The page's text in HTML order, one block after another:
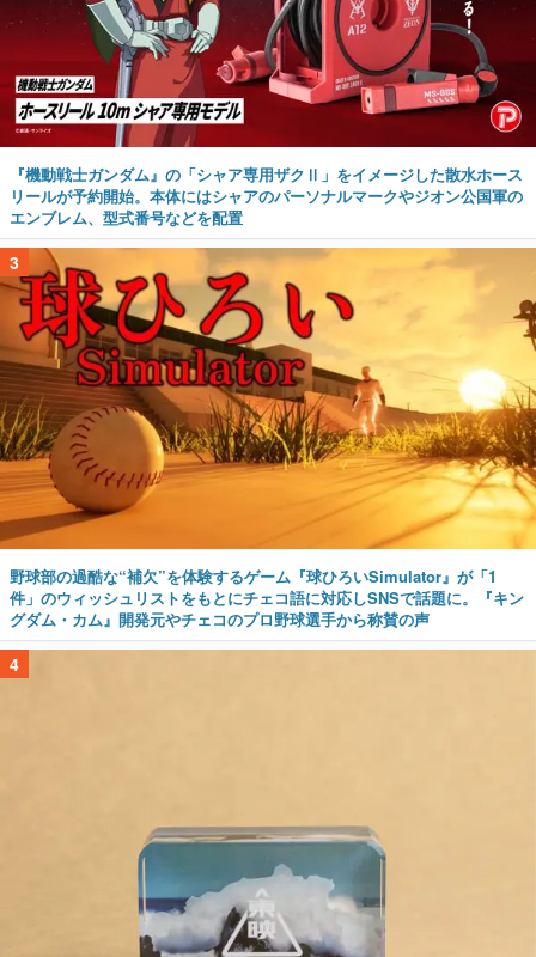
『機動戦士ガンダム』の「シャア専用ザクⅡ」をイメージした散水ホース
リールが予約開始。本体にはシャアのパーソナルマークやジオン公国軍の
エンブレム、型式番号などを配置
3
野球部の過酷な“補欠”を体験するゲーム『球ひろいSimulator』が「1
件」のウィッシュリストをもとにチェコ語に対応しSNSで話題に。『キン
グダム・カム』開発元やチェコのプロ野球選手から称賛の声
4